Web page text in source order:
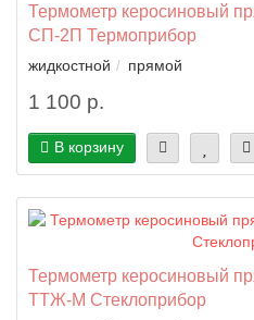
Термометр керосиновый
СП-2П Термоприбор
жидкостной прямой
1 100 р.
В корзину
Термометр керосиновый
ТТЖ-М Стеклоприбор